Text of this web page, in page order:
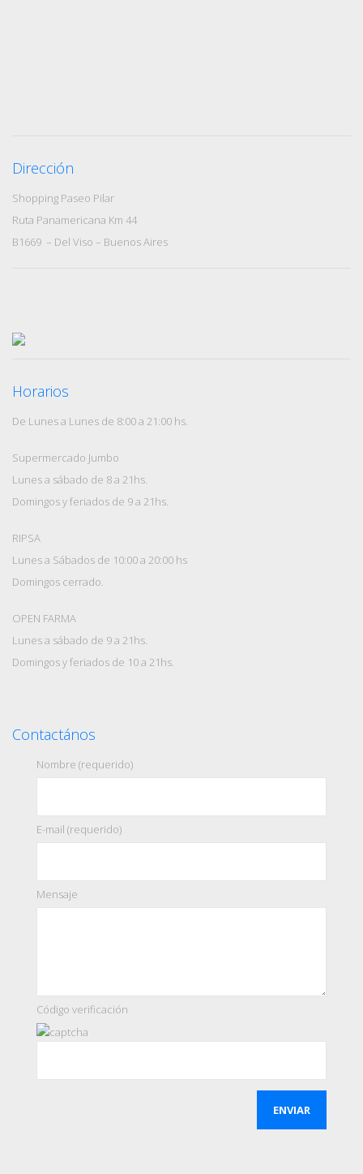
Dirección
Shopping Paseo Pilar
Ruta Panamericana Km 44
B1669 – Del Viso – Buenos Aires
Horarios
De Lunes a Lunes de 8:00 a 21:00 hs.
Supermercado Jumbo
Lunes a sábado de 8 a 21hs.
Domingos y feriados de 9 a 21hs.
RIPSA
Lunes a Sábados de 10:00 a 20:00 hs
Domingos cerrado.
OPEN FARMA
Lunes a sábado de 9 a 21hs.
Domingos y feriados de 10 a 21hs.
Contactános
Nombre (requerido)
E-mail (requerido)
Mensaje
Código verificación